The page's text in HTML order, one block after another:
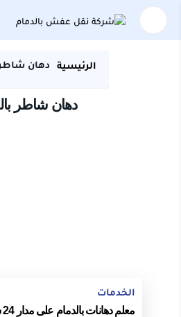
الرئيسية دهان شاطر
دهان شاطر
الخدمات